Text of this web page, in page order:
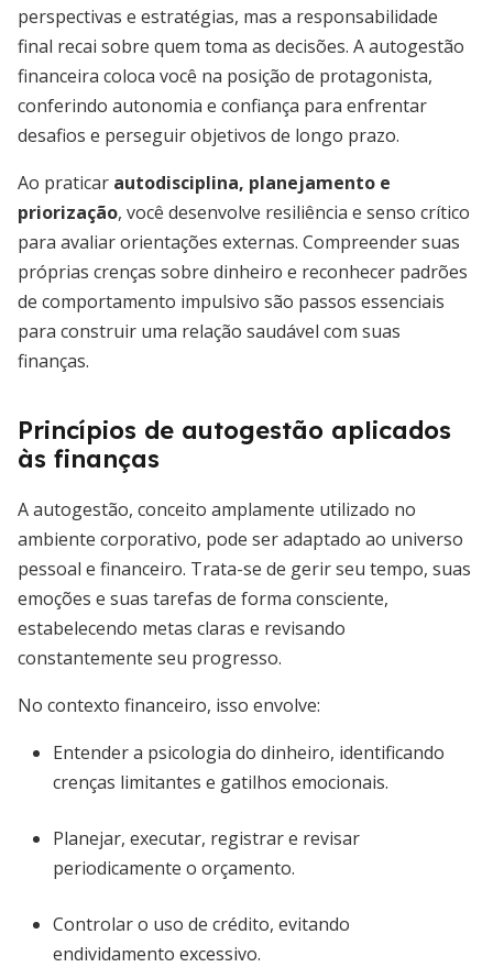
perspectivas e estratégias, mas a responsabilidade
final recai sobre quem toma as decisões. A autogestão
financeira coloca você na posição de protagonista,
conferindo autonomia e confiança para enfrentar
desafios e perseguir objetivos de longo prazo.
Ao praticar autodisciplina, planejamento e
priorização, você desenvolve resiliência e senso crítico
para avaliar orientações externas. Compreender suas
próprias crenças sobre dinheiro e reconhecer padrões
de comportamento impulsivo são passos essenciais
para construir uma relação saudável com suas
finanças.
Princípios de autogestão aplicados
às finanças
A autogestão, conceito amplamente utilizado no
ambiente corporativo, pode ser adaptado ao universo
pessoal e financeiro. Trata-se de gerir seu tempo, suas
emoções e suas tarefas de forma consciente,
estabelecendo metas claras e revisando
constantemente seu progresso.
No contexto financeiro, isso envolve:
Entender a psicologia do dinheiro, identificando
crenças limitantes e gatilhos emocionais.
Planejar, executar, registrar e revisar
periodicamente o orçamento.
Controlar o uso de crédito, evitando
endividamento excessivo.